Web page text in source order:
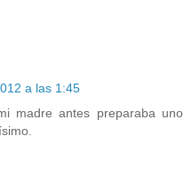
a las 1:45
madre antes preparaba uno